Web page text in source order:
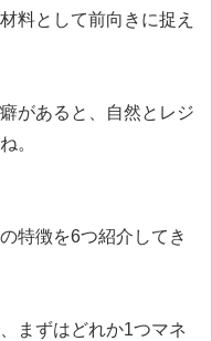
料として前向きに捉え
があると、自然とレジ
。
特徴を6つ紹介してき
まずはどれか1つマネ